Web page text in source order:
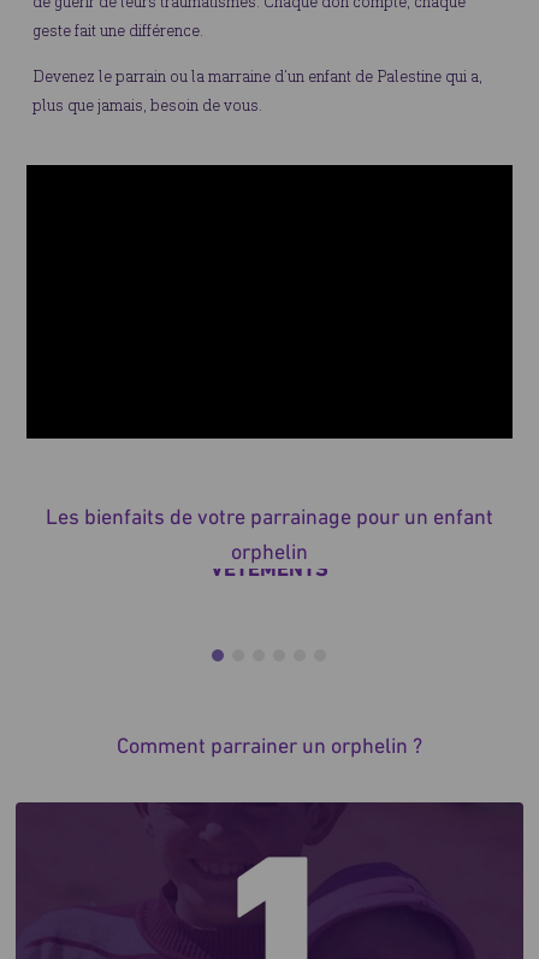
geste fait une différence.
Devenez le parrain ou la marraine d'un enfant de Palestine qui a,
plus que jamais, besoin de vous.
RELECTURE DE LA VIDÉO
Les bienfaits de votre parrainage pour un enfant
orphelin
VÊTEMENTS
Comment parrainer un orphelin ?